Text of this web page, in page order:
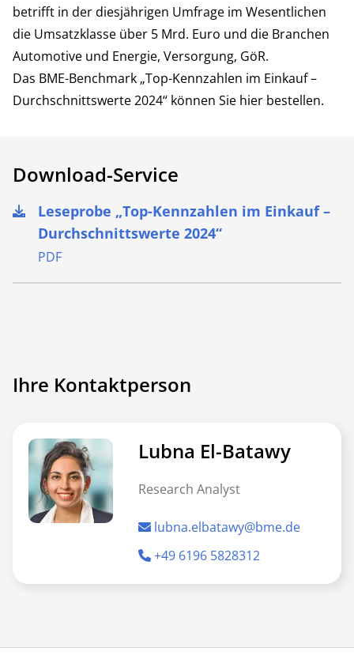
betrifft in der diesjährigen Umfrage im Wesentlichen
die Umsatzklasse über 5 Mrd. Euro und die Branchen
Automotive und Energie, Versorgung, GöR.
Das BME-Benchmark „Top-Kennzahlen im Einkauf –
Durchschnittswerte 2024“ können Sie hier bestellen.
Download-Service
Leseprobe „Top-Kennzahlen im Einkauf –
Durchschnittswerte 2024“
PDF
Ihre Kontaktperson
Lubna El-Batawy
Research Analyst
lubna.elbatawy@bme.de
+49 6196 5828312